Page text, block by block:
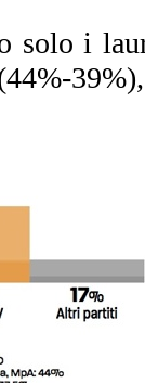
solo i